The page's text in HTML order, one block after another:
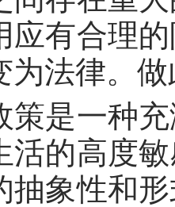
应有合理
为法律。
是一种充
活的高度
抽象性和